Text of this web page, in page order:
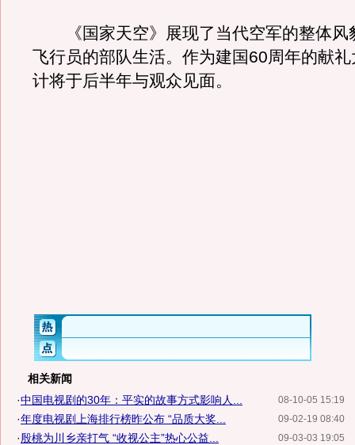
《国家天空》展现了当代空军的整体风
飞行员的部队生活。作为建国60周年的献
计将于后半年与观众见面。
相关新闻
08-10-05 15:19
·中国电视剧的30年：平实的故事方式影响人...
09-02-19 08:40
·年度电视剧上海排行榜昨公布 “品质大奖...
09-03-03 19:05
·殷桃为川乡亲打气 “收视公主”热心公益...